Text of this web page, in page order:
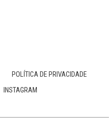
POLÍTICA DE PRIVACIDADE
INSTAGRAM